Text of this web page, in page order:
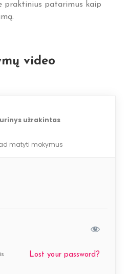
praktinius patarimus kaip
video
užrakintas
matyti mokymus
Lost your password?